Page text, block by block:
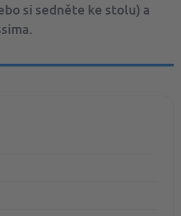
si sedněte ke stolu) a